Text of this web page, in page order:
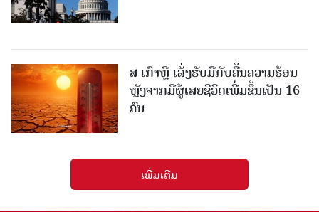
ສ ເກົາຫຼີ ເລັ່ງຮັບມືກັບຄື້ນຄວາມຮ້ອນ
ຫຼັງຈາກມີຜູ້ເສຍຊີວິດເພີ່ມຂຶ້ນເປັນ 16
ຄົນ
ເພີ່ມເຕີມ